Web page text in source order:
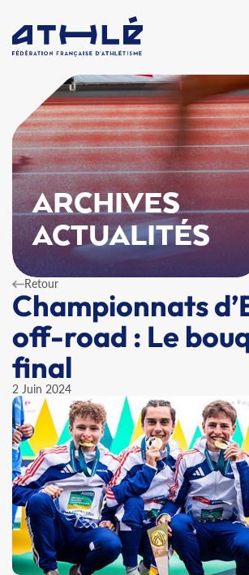
ARCHIVES
ACTUALITÉS
Retour
Championnats
off-road : Le
final
2 Juin 2024